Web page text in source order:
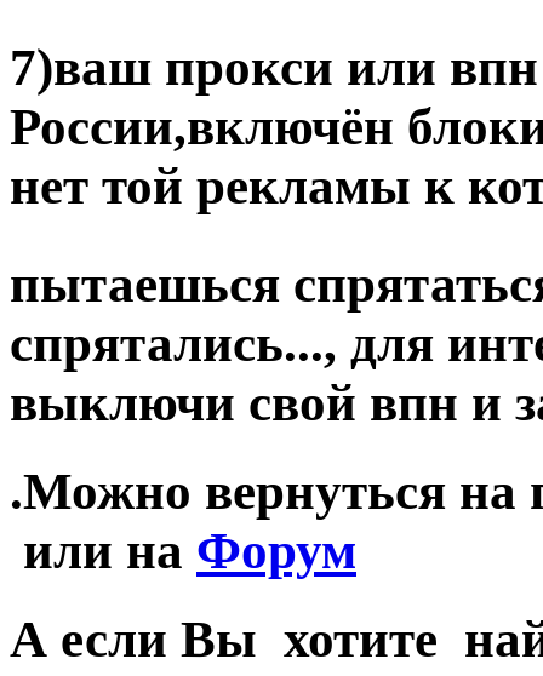
7)ваш прокси или
России,включён
нет той рекламы к
пытаешься
спрятались..., для
выключи свой впн и
.Можно вернуться на
или на Форум
А если Вы хотите